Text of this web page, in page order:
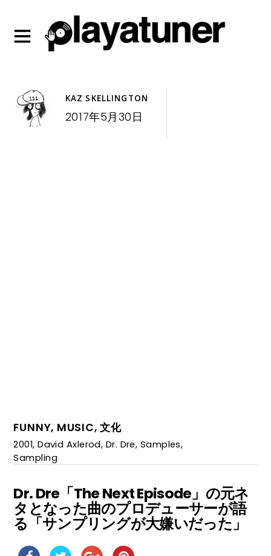
KAZ SKELLINGTON
2017年5月30日
FUNNY, MUSIC,文化
2001,David Axlerod, Dr. Dre, Samples,
Sampling
Dr. Dre「The Next Episode」の元ネ
タとなった曲のプロデューサーが語
る「サンプリングが大嫌いだった」